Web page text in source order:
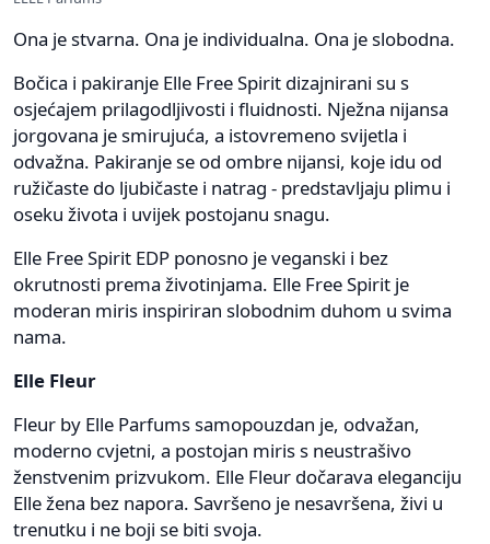
Ona je stvarna. Ona je individualna. Ona je slobodna.
Bočica i pakiranje Elle Free Spirit dizajnirani su s
osjećajem prilagodljivosti i fluidnosti. Nježna nijansa
jorgovana je smirujuća, a istovremeno svijetla i
odvažna. Pakiranje se od ombre nijansi, koje idu od
ružičaste do ljubičaste i natrag - predstavljaju plimu i
oseku života i uvijek postojanu snagu.
Elle Free Spirit EDP ponosno je veganski i bez
okrutnosti prema životinjama. Elle Free Spirit je
moderan miris inspiriran slobodnim duhom u svima
nama.
Elle Fleur
Fleur by Elle Parfums samopouzdan je, odvažan,
moderno cvjetni, a postojan miris s neustrašivo
ženstvenim prizvukom. Elle Fleur dočarava eleganciju
Elle žena bez napora. Savršeno je nesavršena, živi u
trenutku i ne boji se biti svoja.